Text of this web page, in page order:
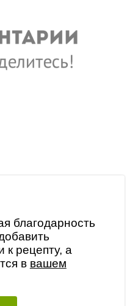
благодарность
к рецепту, а
в вашем